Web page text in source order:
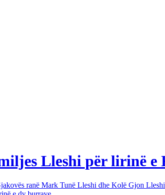
Lleshi për lirinë e
ranë Mark Tunë Lleshi dhe Kolë Gjon